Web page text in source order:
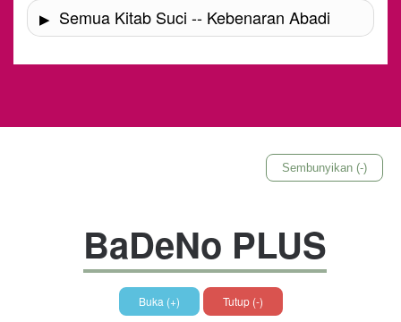
Semua Kitab Suci -- Kebenaran Abadi
Sembunyikan (-)
BaDeNo PLUS
Buka (+) Tutup (-)